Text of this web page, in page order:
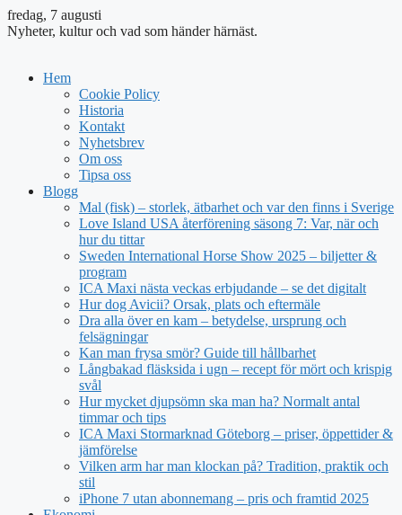
fredag, 7 augusti
Nyheter, kultur och vad som händer härnäst.
Hem
Cookie Policy
Historia
Kontakt
Nyhetsbrev
Om oss
Tipsa oss
Blogg
Mal (fisk) – storlek, ätbarhet och var den finns i Sverige
Love Island USA återförening säsong 7: Var, när och
hur du tittar
Sweden International Horse Show 2025 – biljetter &
program
ICA Maxi nästa veckas erbjudande – se det digitalt
Hur dog Avicii? Orsak, plats och eftermäle
Dra alla över en kam – betydelse, ursprung och
felsägningar
Kan man frysa smör? Guide till hållbarhet
Långbakad fläsksida i ugn – recept för mört och krispig
svål
Hur mycket djupsömn ska man ha? Normalt antal
timmar och tips
ICA Maxi Stormarknad Göteborg – priser, öppettider &
jämförelse
Vilken arm har man klockan på? Tradition, praktik och
stil
iPhone 7 utan abonnemang – pris och framtid 2025